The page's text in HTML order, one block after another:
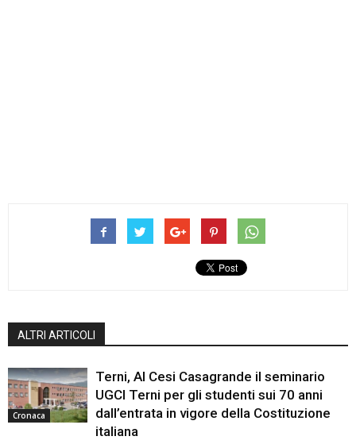
ALTRI ARTICOLI
Cronaca
Terni, Al Cesi Casagrande il seminario
UGCI Terni per gli studenti sui 70 anni
dall’entrata in vigore della Costituzione
italiana